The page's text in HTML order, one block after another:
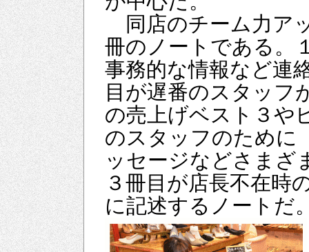
同店のチーム力ア
冊のノートである。
事務的な情報など連
目が遅番のスタッフ
の売上げベスト３や
のスタッフのために
ッセージなどさまざ
３冊目が店長不在時
に記述するノートだ